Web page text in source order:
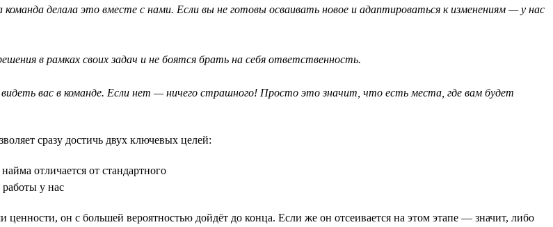
делала это вместе с нами. Если вы не готовы осваивать новое и адаптироваться к изменениям — у нас
в рамках своих задач и не боятся брать на себя ответственность.
вас в команде. Если нет — ничего страшного! Просто это значит, что есть места, где вам будет
сразу достичь двух ключевых целей:
отличается от стандартного
у нас
он с большей вероятностью дойдёт до конца. Если же он отсеивается на этом этапе — значит, либо